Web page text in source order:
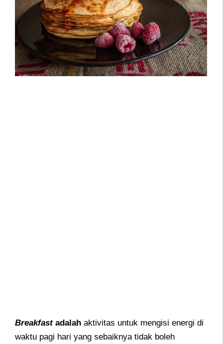
Breakfastadalah aktivitas untuk mengisi energi di
waktu pagi hari yang sebaiknya tidak boleh